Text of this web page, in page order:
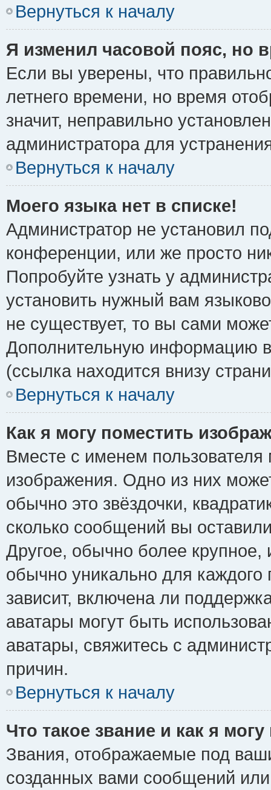
Вернуться к началу
Я изменил часовой пояс, но
Если вы уверены, что
летнего времени, но время
значит, неправильно
администратора для
Вернуться к началу
Моего языка нет в списке!
Администратор не установил
конференции, или же просто
Попробуйте узнать у
установить нужный вам
не существует, то вы сами
Дополнительную информацию
(ссылка находится внизу
Вернуться к началу
Как я могу поместить
Вместе с именем пользователя
изображения. Одно из них
обычно это звёздочки,
сколько сообщений вы
Другое, обычно более крупное,
обычно уникально для каждого
зависит, включена ли
аватары могут быть
аватары, свяжитесь с
причин.
Вернуться к началу
Что такое звание и как я
Звания, отображаемые под
созданных вами сообщений